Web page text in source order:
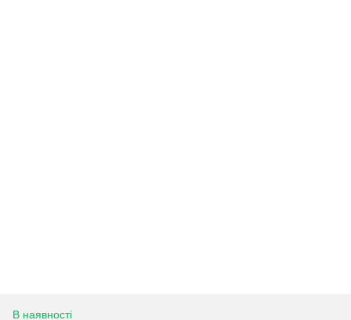
В наявності